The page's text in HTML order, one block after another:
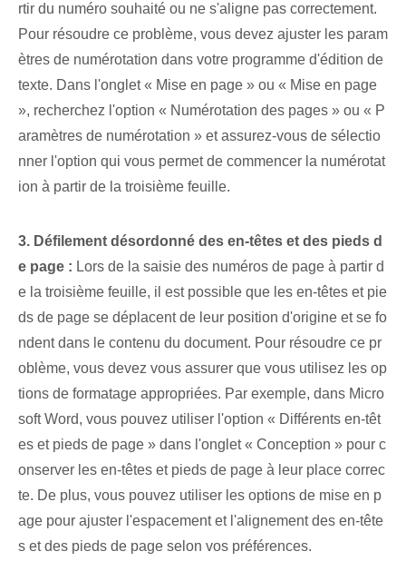
rtir du numéro souhaité ou ne s'aligne pas correctement.
Pour résoudre ce problème, vous devez ajuster les param
ètres de numérotation dans votre programme d'édition de
texte. Dans l'onglet « Mise en page » ou « Mise en page
», recherchez l'option « Numérotation des pages » ou « P
aramètres de numérotation » et assurez-vous de sélectio
nner l'option qui vous permet de commencer la numérotat
ion à partir de la troisième feuille.
3. Défilement désordonné des en-têtes et des pieds d
e page : Lors de la saisie des numéros de page à partir d
e la troisième feuille, il est possible que les en-têtes et pie
ds de page se déplacent de leur position d'origine et se fo
ndent dans le contenu du document. Pour résoudre ce pr
oblème, vous devez vous assurer que vous utilisez les op
tions de formatage appropriées. Par exemple, dans Micro
soft Word, vous pouvez utiliser l'option « Différents en-têt
es et pieds de page » dans l'onglet « Conception » pour c
onserver les en-têtes et pieds de page à leur place correc
te. De plus, vous pouvez utiliser les options de mise en p
age pour ajuster l'espacement et l'alignement des en-tête
s et des pieds de page selon vos préférences.